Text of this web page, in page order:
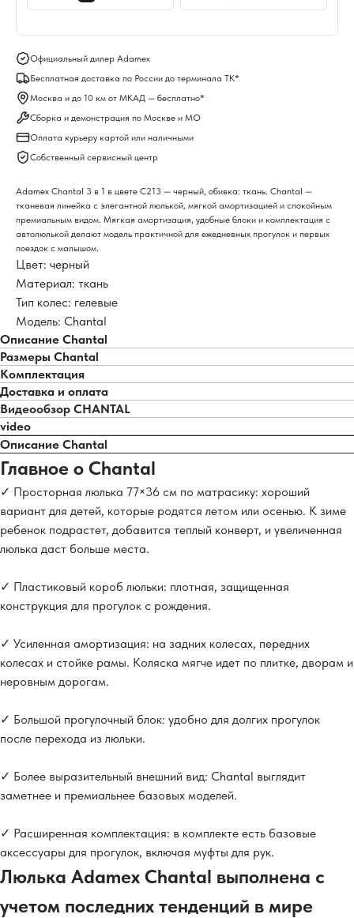
Официальный дилер Adamex
Бесплатная доставка по России до терминала ТК*
Москва и до 10 км от МКАД — бесплатно*
Сборка и демонстрация по Москве и МО
Оплата курьеру картой или наличными
Собственный сервисный центр
Adamex Chantal 3 в 1 в цвете C213 — черный, обивка: ткань. Chantal —
тканевая линейка с элегантной люлькой, мягкой амортизацией и спокойным
премиальным видом. Мягкая амортизация, удобные блоки и комплектация с
автолюлькой делают модель практичной для ежедневных прогулок и первых
поездок с малышом.
Цвет: черный
Материал: ткань
Тип колес: гелевые
Модель: Chantal
Описание Chantal
Размеры Chantal
Комплектация
Доставка и оплата
Видеообзор CHANTAL
video
Описание Chantal
Главное о Chantal
✓ Просторная люлька 77×36 см по матрасику: хороший
вариант для детей, которые родятся летом или осенью. К зиме
ребенок подрастет, добавится теплый конверт, и увеличенная
люлька даст больше места.
✓ Пластиковый короб люльки: плотная, защищенная
конструкция для прогулок с рождения.
✓ Усиленная амортизация: на задних колесах, передних
колесах и стойке рамы. Коляска мягче идет по плитке, дворам и
неровным дорогам.
✓ Большой прогулочный блок: удобно для долгих прогулок
после перехода из люльки.
✓ Более выразительный внешний вид: Chantal выглядит
заметнее и премиальнее базовых моделей.
✓ Расширенная комплектация: в комплекте есть базовые
аксессуары для прогулок, включая муфты для рук.
Люлька Adamex Chantal выполнена с
учетом последних тенденций в мире